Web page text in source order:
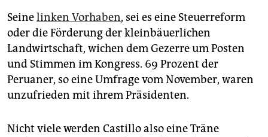
Seinelinken Vorhaben, sei es eine Steuerreform
oder die Förderung der kleinbäuerlichen
Landwirtschaft, wichen dem Gezerre um Posten
und Stimmen im Kongress. 69 Prozent der
Peruaner, so eine Umfrage vom November, waren
unzufrieden mit ihrem Präsidenten.
Nicht viele werden Castillo also eine Träne